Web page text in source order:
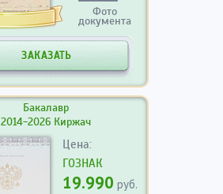
Фото
документа
ЗАКАЗАТЬ
Бакалавр
2014-2026 Киржач
Цена:
ГОЗНАК
19.990 руб.